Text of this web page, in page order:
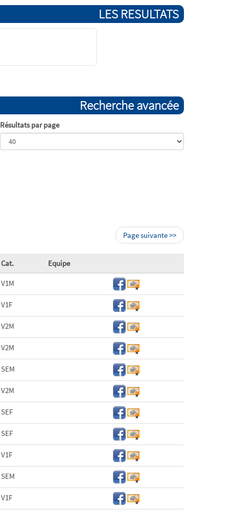
LES RESULTATS
Recherche avancée
Résultats par page
Page suivante >>
Cat. Equipe
V1M
V1F
V2M
V2M
SEM
V2M
SEF
SEF
V1F
SEM
V1F